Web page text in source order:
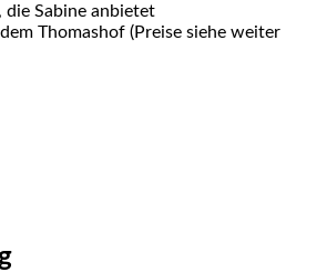
die Sabine anbietet
Thomashof (Preise siehe weiter